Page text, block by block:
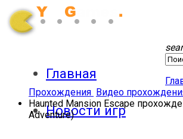
Главная
Новости игр
Прохождения Видео
Haunted Mansion Escape
Adventure)